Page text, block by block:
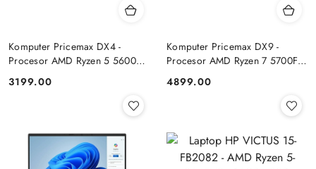
Komputer Pricemax DX4 -
Procesor AMD Ryzen 5 5600G
512GB Win 11 PRO
Cena:
3199.00
Komputer Pricemax DX9 -
Procesor AMD Ryzen 7 5700F |
GeForce RTX 5050 8GB | Win
Cena:
4899.00